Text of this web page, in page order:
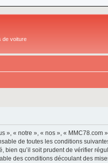
de voiture
», « notre », « nos », «
de toutes les conditions
bien qu’il soit prudent de vérifier
des conditions découlant des